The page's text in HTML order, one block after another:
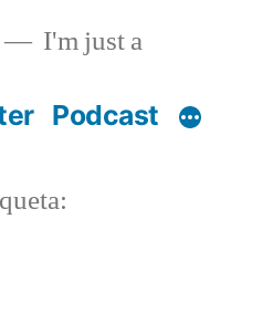
I'm just a
Podcast